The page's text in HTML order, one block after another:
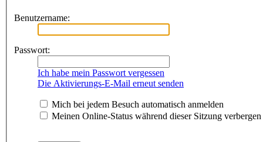
Benutzername:
Passwort:
Ich habe mein Passwort vergessen
Die Aktivierungs-E-Mail erneut senden
Mich bei jedem Besuch automatisch anmelden
Meinen Online-Status während dieser Sitzung verbergen